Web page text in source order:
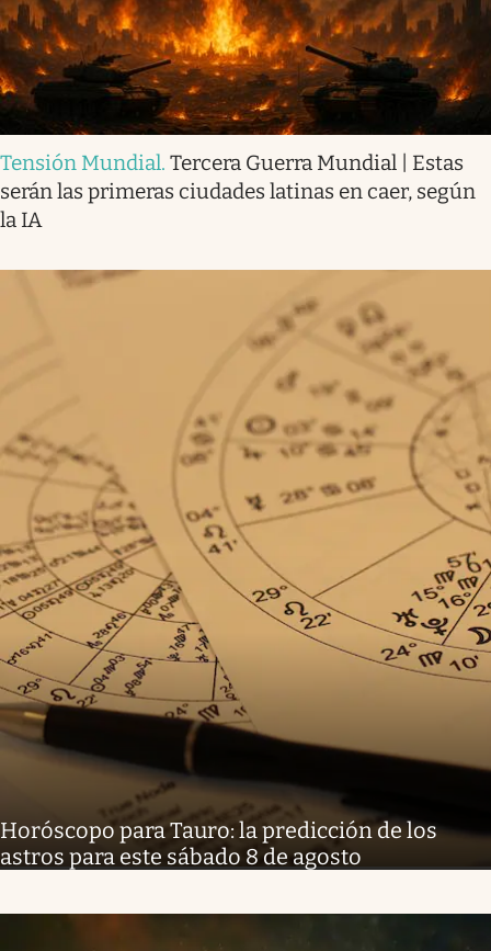
Tensión Mundial. Tercera Guerra Mundial | Estas
serán las primeras ciudades latinas en caer, según
la IA
Horóscopo para Tauro: la predicción de los
astros para este sábado 8 de agosto